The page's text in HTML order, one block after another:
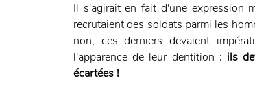
Il s'agirait en fait d'une expression
recrutaient des soldats parmi les
non, ces derniers devaient
l'apparence de leur dentition : ils
écartées !